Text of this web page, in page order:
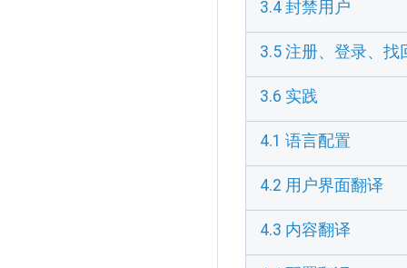
3.4 封禁用户
3.5 注册、登录、找
3.6 实践
4.1 语言配置
4.2 用户界面翻译
4.3 内容翻译